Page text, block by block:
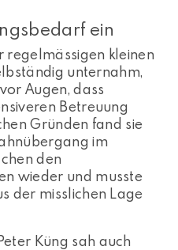
ein
regelmässigen kleinen
unternahm,
Augen, dass
Betreuung
Gründen fand sie
im
den
wieder und musste
der misslichen Lage
Küng sah auch